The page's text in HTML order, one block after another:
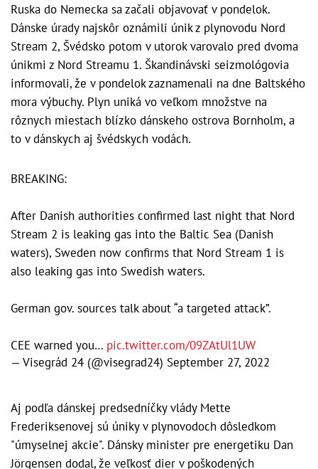
Ruska do Nemecka sa začali objavovať v pondelok.
Dánske úrady najskôr oznámili únik z plynovodu Nord
Stream 2, Švédsko potom v utorok varovalo pred dvoma
únikmi z Nord Streamu 1. Škandinávski seizmológovia
informovali, že v pondelok zaznamenali na dne Baltského
mora výbuchy. Plyn uniká vo veľkom množstve na
rôznych miestach blízko dánskeho ostrova Bornholm, a
to v dánskych aj švédskych vodách.
BREAKING:
After Danish authorities confirmed last night that Nord
Stream 2 is leaking gas into the Baltic Sea (Danish
waters), Sweden now confirms that Nord Stream 1 is
also leaking gas into Swedish waters.
German gov. sources talk about “a targeted attack”.
CEE warned you… pic.twitter.com/09ZAtUl1UW
— Visegrád 24 (@visegrad24) September 27, 2022
Aj podľa dánskej predsedníčky vlády Mette
Frederiksenovej sú úniky v plynovodoch dôsledkom
"úmyselnej akcie". Dánsky minister pre energetiku Dan
Jörgensen dodal, že veľkosť dier v poškodených